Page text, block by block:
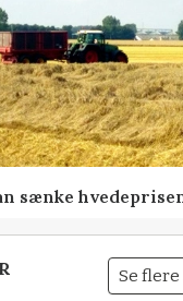
sænke
Se